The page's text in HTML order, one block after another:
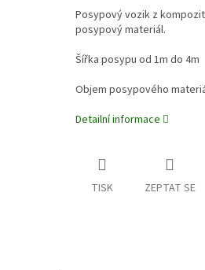
Posypový vozik z
posypový materiál.
Šířka posypu od 1m do 4m
Objem posypového
Detailní informace
TISK ZEPTAT SE